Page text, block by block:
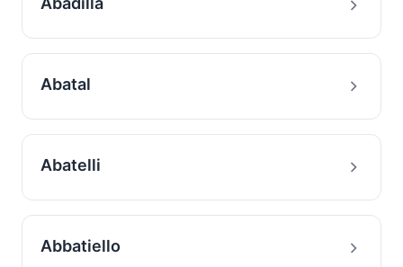
Abatal
Abatelli
Abbatiello